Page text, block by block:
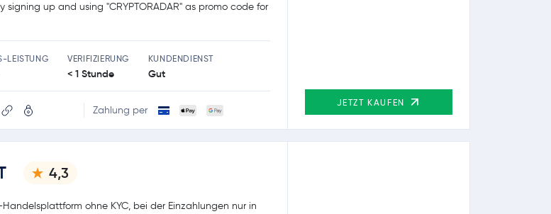
signing up and using "CRYPTORADAR" as promo code for
LEISTUNG VERIFIZIERUNG
< 1 Stunde
KUNDENDIENST
Gut
Zahlung per
JETZT KAUFEN
4,3
Handelsplattform ohne KYC, bei der Einzahlungen nur in